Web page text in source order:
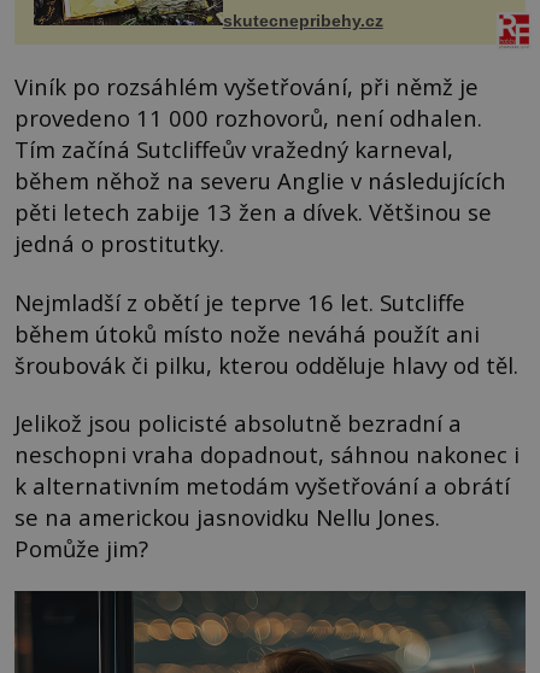
skutecnepribehy.cz
Viník po rozsáhlém vyšetřování, při němž je
provedeno 11 000 rozhovorů, není odhalen.
Tím začíná Sutcliffeův vražedný karneval,
během něhož na severu Anglie v následujících
pěti letech zabije 13 žen a dívek. Většinou se
jedná o prostitutky.
Nejmladší z obětí je teprve 16 let. Sutcliffe
během útoků místo nože neváhá použít ani
šroubovák či pilku, kterou odděluje hlavy od těl.
Jelikož jsou policisté absolutně bezradní a
neschopni vraha dopadnout, sáhnou nakonec i
k alternativním metodám vyšetřování a obrátí
se na americkou jasnovidku Nellu Jones.
Pomůže jim?